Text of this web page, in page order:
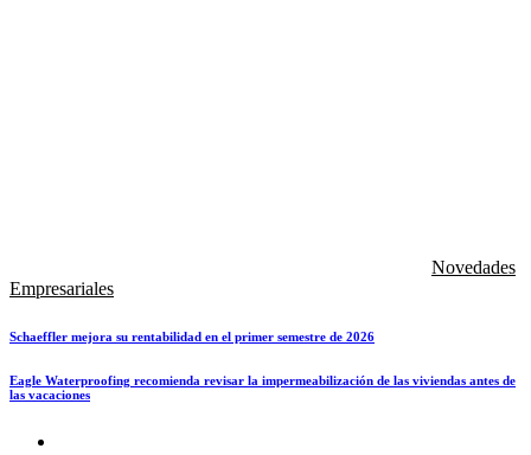
Novedades
Empresariales
Schaeffler mejora su rentabilidad en el primer semestre de 2026
Eagle Waterproofing recomienda revisar la impermeabilización de las viviendas antes de
las vacaciones